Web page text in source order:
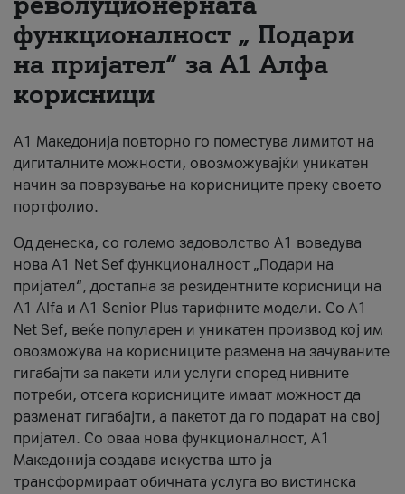
За нас
#ПодобарОнлајн
функционалност „ Подари
на пријател“ за А1 Алфа
корисници
А1 Македонија повторно го поместува лимитот на
дигиталните можности, овозможувајќи уникатен
начин за поврзување на корисниците преку своето
портфолио.
Од денеска, со големо задоволство А1 воведува
нова A1 Net Sef функционалност „Подари на
пријател“, достапна за резидентните корисници на
А1 Alfa и A1 Senior Plus тарифните модели. Со A1
Net Sef, веќе популарен и уникатен производ кој им
овозможува на корисниците размена на зачуваните
гигабајти за пакети или услуги според нивните
потреби, отсега корисниците имаат можност да
разменат гигабајти, а пакетот да го подарат на свој
пријател. Со оваа нова функционалност, А1
Македонија создава искуства што ја
трансформираат обичната услуга во вистинска